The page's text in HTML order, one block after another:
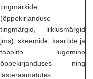
tingmärkide
(õppekirjanduse
tingmärgid, liiklusmärgid
jms), skeemide, kaartide ja
tabelite lugemine
õppekirjanduses ning
lasteraamatutes.